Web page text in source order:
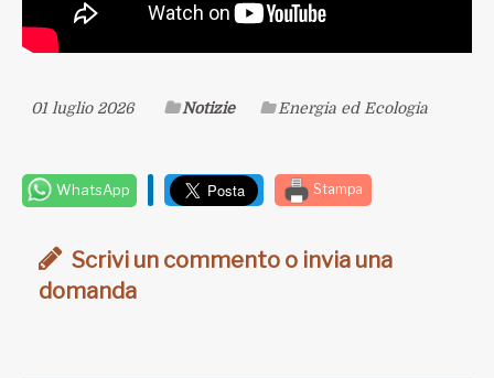
01 luglio 2026 Notizie Energia ed Ecologia
WhatsApp Stampa
Scrivi un commento o invia una
domanda